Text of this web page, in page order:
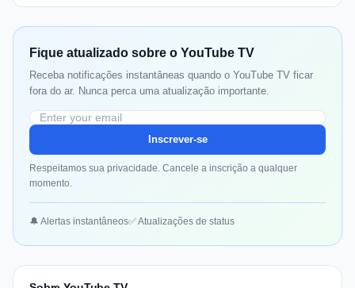
Fique atualizado sobre o YouTube TV
Receba notificações instantâneas quando o YouTube TV ficar
fora do ar. Nunca perca uma atualização importante.
Inscrever-se
Respeitamos sua privacidade. Cancele a inscrição a qualquer
momento.
🔔 Alertas instantâneos✅ Atualizações de status